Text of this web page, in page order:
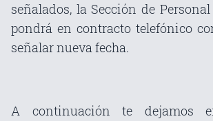
señalados, la Sección de
pondrá en contracto telefónico
señalar nueva fecha.
A continuación te dejamos